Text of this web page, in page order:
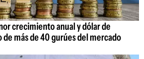
crecimiento anual y dólar de
más de 40 gurúes del mercado